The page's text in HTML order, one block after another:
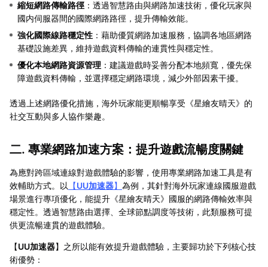
縮短網路傳輸路徑 ：透過智慧路由與網路加速技術，優化玩家與
國内伺服器間的國際網路路徑，提升傳輸效能。
強化國際線路穩定性 ：藉助優質網路加速服務，協調各地區網路
基礎設施差異，維持遊戲資料傳輸的連貫性與穩定性。
優化本地網路資源管理 ：建議遊戲時妥善分配本地頻寬，優先保
障遊戲資料傳輸，並選擇穩定網路環境，減少外部因素干擾。
透過上述網路優化措施，海外玩家能更順暢享受《星繪友晴天》的
社交互動與多人協作樂趣。
二. 專業網路加速方案：提升遊戲流暢度關鍵
為應對跨區域連線對遊戲體驗的影響，使用專業網路加速工具是有
效輔助方式。以
【UU加速器】 為例，其針對海外玩家連線國服遊戲
場景進行專項優化，能提升《星繪友晴天》國服的網路傳輸效率與
穩定性。透過智慧路由選擇、全球節點調度等技術，此類服務可提
供更流暢連貫的遊戲體驗。
【UU加速器】之所以能有效提升遊戲體驗，主要歸功於下列核心技
術優勢：